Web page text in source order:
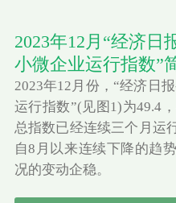
2023年12月“经济日
小微企业运行指数”
2023年12月份，“经济日
运行指数”(见图1)为49.4
总指数已经连续三个月运
自8月以来连续下降的趋
况的变动企稳。